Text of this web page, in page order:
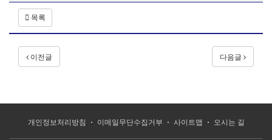
목록
이전글 다음글
개인정보처리방침 이메일무단수집거부 사이트맵 오시는 길